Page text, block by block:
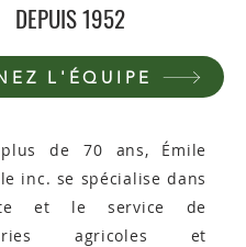
DEPUIS 1952
L'ÉQUIPE
de 70 ans, Émile
inc. se spécialise dans
et le service de
agricoles et